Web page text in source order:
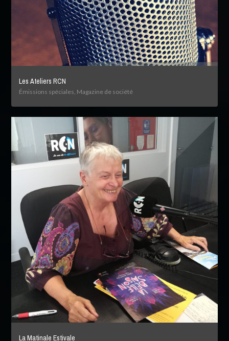
Les Ateliers RCN
Émissions spéciales, Magazine de société
La Matinale Estivale